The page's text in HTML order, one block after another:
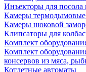
Инъекторы для посола
Камеры термодымовые
Камеры шоковой
Клипсаторы для
Комплект
Комплект
консервов из мяса,
Котлетные автоматы